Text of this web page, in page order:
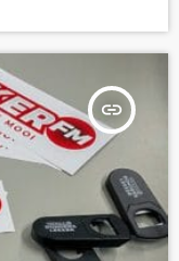
insert_link